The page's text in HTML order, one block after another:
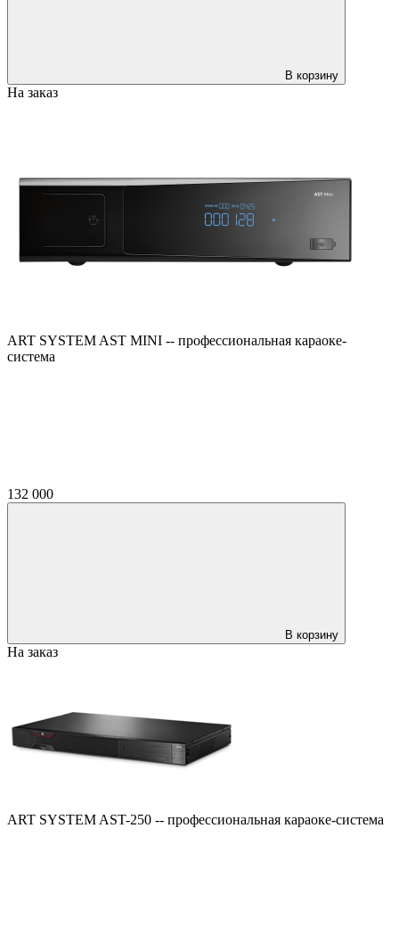
В корзину
На заказ
ART SYSTEM AST MINI -- профессиональная караоке-
система
132 000
В корзину
На заказ
ART SYSTEM AST-250 -- профессиональная караоке-система